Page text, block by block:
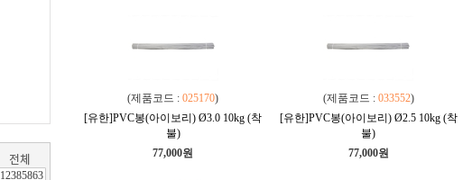
12385863
(제품코드 : 025170)
[유한]PVC봉(아이보리) Ø3.0 10kg (착
불)
77,000원
(제품코드 : 033552)
[유한]PVC봉(아이보리) Ø2.5 10kg (착
불)
77,000원